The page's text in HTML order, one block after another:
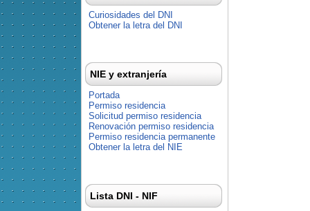
Curiosidades del DNI
Obtener la letra del DNI
NIE y extranjería
Portada
Permiso residencia
Solicitud permiso residencia
Renovación permiso residencia
Permiso residencia permanente
Obtener la letra del NIE
Lista DNI - NIF